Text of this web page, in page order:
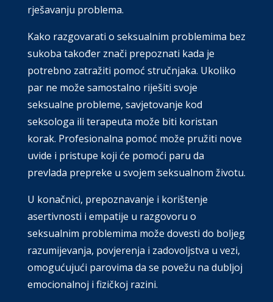
rješavanju problema.
Kako razgovarati o seksualnim problemima bez
sukoba također znači prepoznati kada je
potrebno zatražiti pomoć stručnjaka. Ukoliko
par ne može samostalno riješiti svoje
seksualne probleme, savjetovanje kod
seksologa ili terapeuta može biti koristan
korak. Profesionalna pomoć može pružiti nove
uvide i pristupe koji će pomoći paru da
prevlada prepreke u svojem seksualnom životu.
U konačnici, prepoznavanje i korištenje
asertivnosti i empatije u razgovoru o
seksualnim problemima može dovesti do boljeg
razumijevanja, povjerenja i zadovoljstva u vezi,
omogućujući parovima da se povežu na dubljoj
emocionalnoj i fizičkoj razini.